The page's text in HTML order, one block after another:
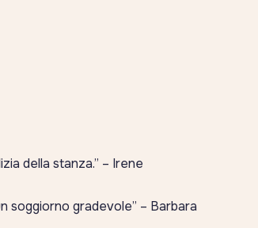
della stanza.” – Irene
soggiorno gradevole” – Barbara